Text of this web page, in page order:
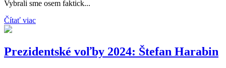
Vybrali sme osem faktick...
Čítať viac
Prezidentské voľby 2024: Štefan Harabin